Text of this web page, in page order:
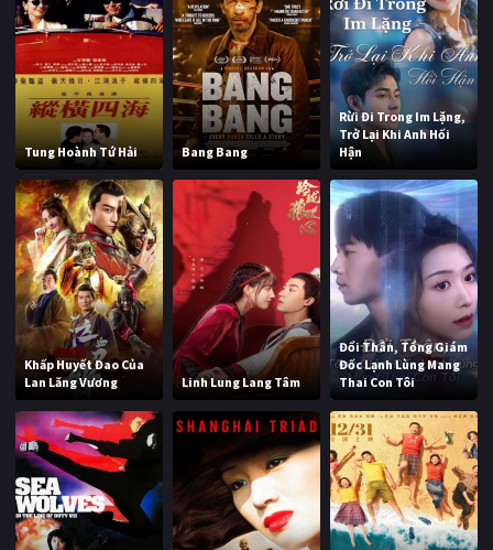
Tung Hoành Tứ Hải Bang Bang
Rừi Đi Trong Im Lặng,
Trở Lại Khi Anh Hối
Hận
Khấp Huyết Đao Của
Lan Lăng Vương
Linh Lung Lang Tâm
Đổi Thân, Tổng Giám
Đốc Lạnh Lùng Mang
Thai Con Tôi